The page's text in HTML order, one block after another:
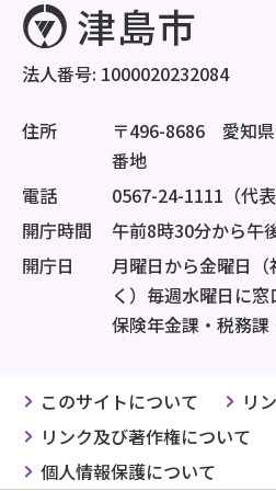
法人番号: 1000020232084
住所
〒496-8686 愛知
番地
電話
0567-24-1111（代表
開庁時間
午前8時30分から午
開庁日
月曜日から金曜日
く）毎週水曜日に
保険年金課・税務課
このサイトについて
リ
リンク及び著作権について
個人情報保護について